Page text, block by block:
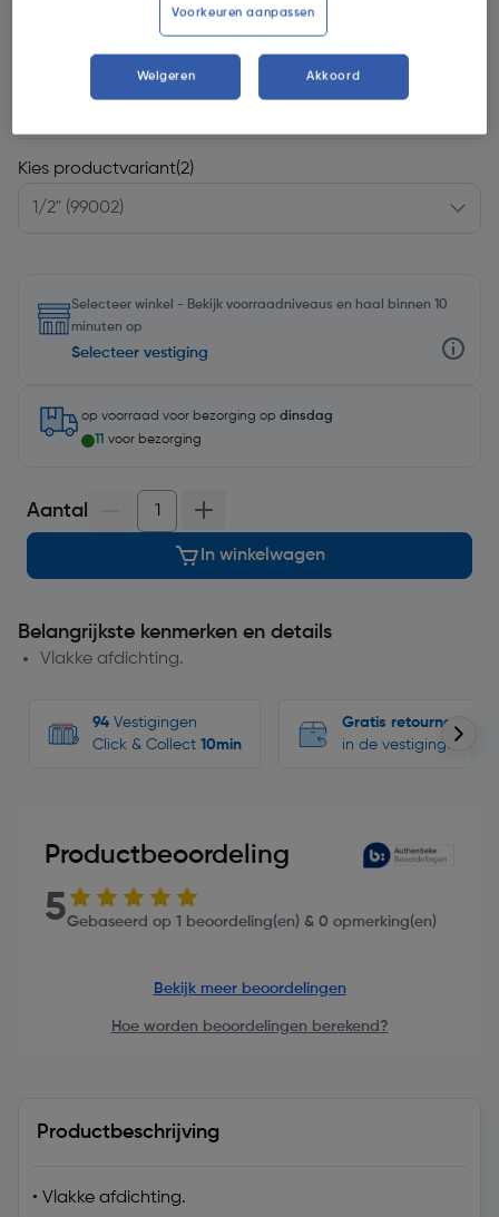
€ 2,30 | Excl. btw € 1,90
Kies productvariant(2)
Selecteer winkel - Bekijk voorraadniveaus en haal binnen 10
minuten op
Selecteer vestiging
op voorraad voor bezorging op dinsdag
11 voor bezorging
Aantal
In winkelwagen
Belangrijkste kenmerken en details
Vlakke afdichting.
94 Vestigingen
Click & Collect 10min
Gratis retourneren
in de vestigingen
Productbeoordeling
5Gebaseerd op 1 beoordeling(en) & 0 opmerking(en)
Bekijk meer beoordelingen
Hoe worden beoordelingen berekend?
Productbeschrijving
• Vlakke afdichting.
Voorkeuren aanpassen
Weigeren Akkoord